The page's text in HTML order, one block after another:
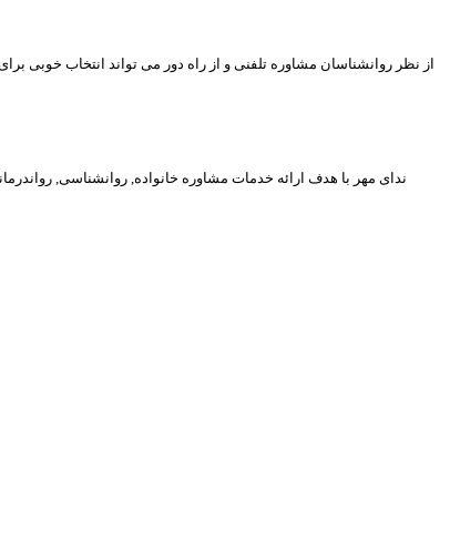
از نظر روانشناسان مشاوره تلفنی و از راه دور می تواند انتخاب خوبی